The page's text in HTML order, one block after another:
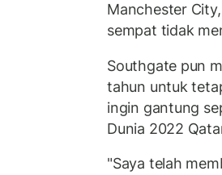
Manchester
sempat tidak
Southgate pun
tahun untuk
ingin gantung
Dunia 2022
"Saya telah